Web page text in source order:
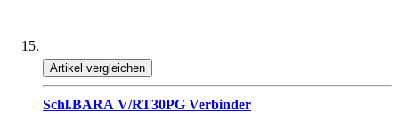
Artikel vergleichen
Schl.BARA V/RT30PG Verbinder